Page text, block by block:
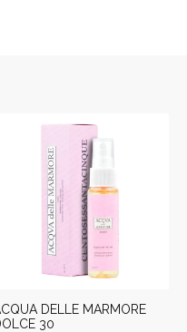
DELLE MARMORE
30